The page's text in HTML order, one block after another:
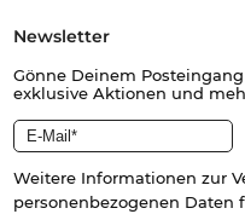
Newsletter
Gönne Deinem
exklusive Aktionen und
Weitere Informationen zur
personenbezogenen Daten